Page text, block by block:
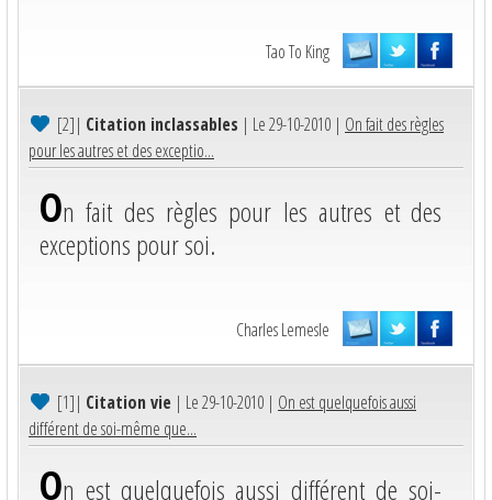
Tao To King
[2]| Citation inclassables | Le 29-10-2010 | On fait des règles
pour les autres et des exceptio...
On fait des règles pour les autres et des
exceptions pour soi.
Charles Lemesle
[1]| Citation vie | Le 29-10-2010 | On est quelquefois aussi
différent de soi-même que...
On est quelquefois aussi différent de soi-